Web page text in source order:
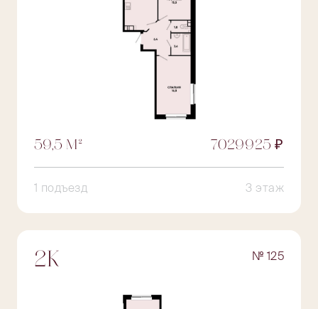
59,5 М² 7029925 ₽
1 подъезд 3 этаж
2К № 125